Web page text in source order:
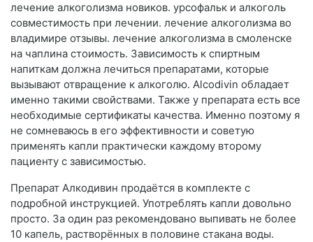
лечение алкоголизма новиков. урсофальк и алкоголь
совместимость при лечении. лечение алкоголизма во
владимире отзывы. лечение алкоголизма в смоленске
на чаплина стоимость. Зависимость к спиртным
напиткам должна лечиться препаратами, которые
вызывают отвращение к алкоголю. Alcodivin обладает
именно такими свойствами. Также у препарата есть все
необходимые сертификаты качества. Именно поэтому я
не сомневаюсь в его эффективности и советую
применять капли практически каждому второму
пациенту с зависимостью.
Препарат Алкодивин продаётся в комплекте с
подробной инструкцией. Употреблять капли довольно
просто. За один раз рекомендовано выпивать не более
10 капель, растворённых в половине стакана воды.